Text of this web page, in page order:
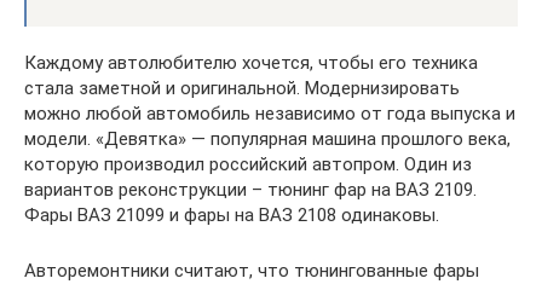
Каждому автолюбителю хочется, чтобы его техника
стала заметной и оригинальной. Модернизировать
можно любой автомобиль независимо от года выпуска и
модели. «Девятка» — популярная машина прошлого века,
которую производил российский автопром. Один из
вариантов реконструкции – тюнинг фар на ВАЗ 2109.
Фары ВАЗ 21099 и фары на ВАЗ 2108 одинаковы.
Авторемонтники считают, что тюнингованные фары